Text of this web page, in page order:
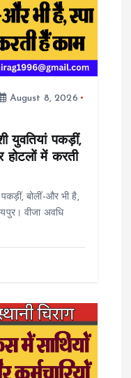
August 8, 2026
युवतियां पकड़ीं,
होटलों में करती
बोलीं-और भी है,
वीजा अवधि